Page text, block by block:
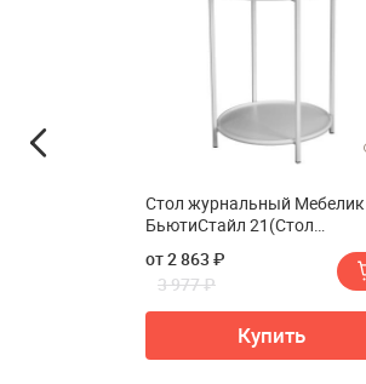
Стол журнальный Мебелик
БьютиСтайл 21(Стол
BeautyStyle 21)
от 2 863 ₽
3 977 ₽
Купить